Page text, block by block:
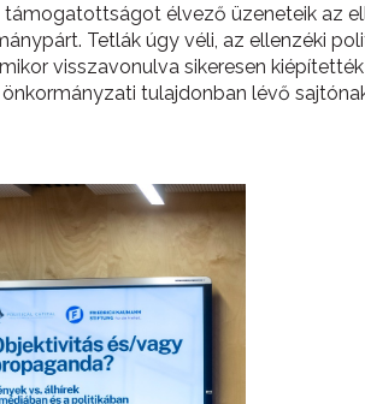
támogatottságot élvező üzeneteik az
Tetlák úgy véli, az ellenzéki
visszavonulva sikeresen kiépítették
tulajdonban lévő